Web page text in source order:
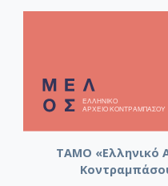
ή κοντραμπάσο και
ΤΑΜΟ «Ελληνικό